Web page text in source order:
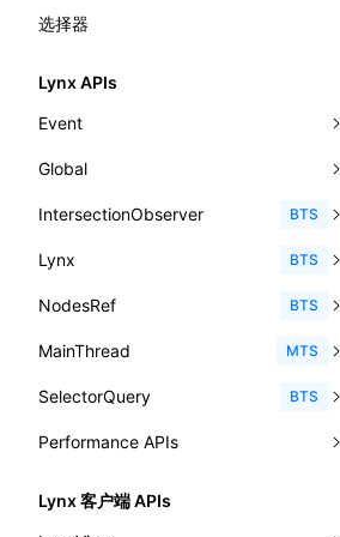
函数: useState()
CheckLike
FunctionCallContext
FunctionEntry
GenericComponentProps
MessageStoreOptions
ResolvedCatalogEntry
ResolveFunctionOptions
ResourceInfo
SerializedCatalog
-x-auto-font-size
-x-caret-height
-x-caret-radius
-x-caret-width
-x-handle-size
align-content
align-items
align-self
'@import'
<angle>
<fit-content>
<gradient>
<length-percentage>
<max-content>
<number>
<percentage>
<string>
选择器
Lynx APIs
Event
AnimationEvent
CustomEvent
Event
GlobalEvent
KeyEvent
MemoryEvent
MouseEvent
TouchEvent
WheelEvent
Global
clearInterval()
clearTimeout()
console
assert()
count()
countReset()
debug()
error()
IntersectionObserver BTS
disconnect()
observe()
relativeToScreen()
relativeToViewport()
relativeTo()
Lynx BTS
accessibilityAnnounce()
addFont()
animate()
BeforePublishEvent
add()
remove()
NodesRef BTS
fields()
invoke()
path()
setNativeProps()
MainThread MTS
Element
Element.animate()
Element.getComputedStyleProperty()
lynx.getTextInfo()
SelectorQuery BTS
exec()
selectAll()
selectRoot()
Performance APIs
PerformanceEntry
InitContainerEntry
PerformanceObserver
Lynx 客户端 APIs